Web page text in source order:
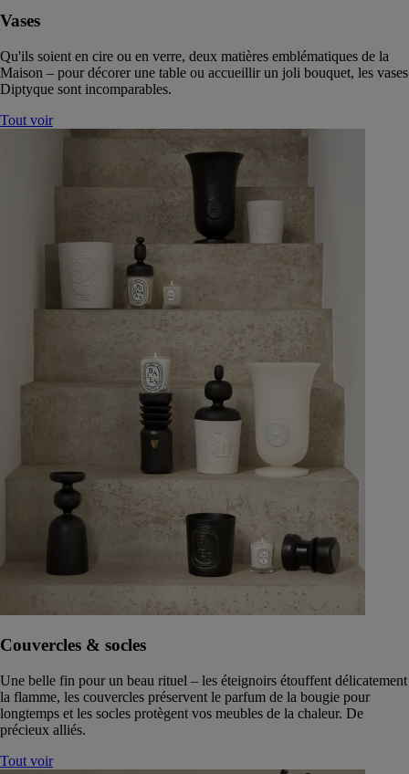
Vases
Qu'ils soient en cire ou en verre, deux matières emblématiques de la
Maison – pour décorer une table ou accueillir un joli bouquet, les vases
Diptyque sont incomparables.
Tout voir
Couvercles & socles
Une belle fin pour un beau rituel – les éteignoirs étouffent délicatement
la flamme, les couvercles préservent le parfum de la bougie pour
longtemps et les socles protègent vos meubles de la chaleur. De
précieux alliés.
Tout voir